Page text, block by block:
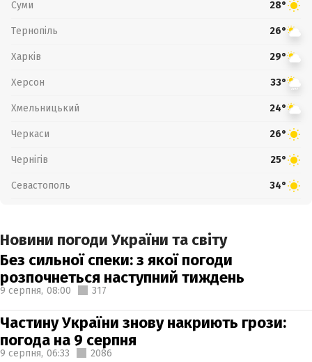
Суми 28°
Тернопіль 26°
Харків 29°
Херсон 33°
Хмельницький 24°
Черкаси 26°
Чернігів 25°
Севастополь 34°
Новини погоди України та світу
Без сильної спеки: з якої погоди
розпочнеться наступний тиждень
9 серпня, 08:00 317
Частину України знову накриють грози:
погода на 9 серпня
9 серпня, 06:33 2086